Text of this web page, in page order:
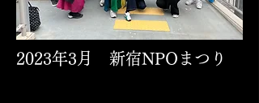
2023年3月 新宿NPOまつり